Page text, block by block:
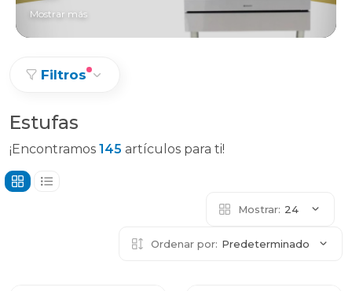
Mostrar más
Filtros
Estufas
¡Encontramos 145 artículos para ti!
Mostrar: 24
Ordenar por: Predeterminado